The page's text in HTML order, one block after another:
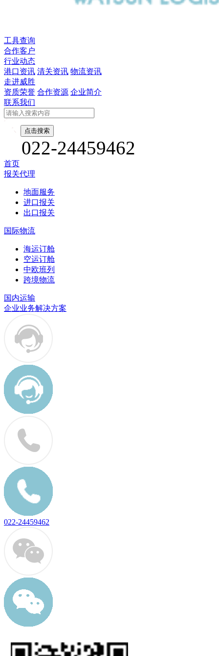
工具查询
合作客户
行业动态
港口资讯 清关资讯 物流资讯
走进威胜
资质荣誉 合作资源 企业简介
联系我们
022-24459462
首页
报关代理
地面服务
进口报关
出口报关
国际物流
海运订舱
空运订舱
中欧班列
跨境物流
国内运输
企业业务解决方案
022-24459462